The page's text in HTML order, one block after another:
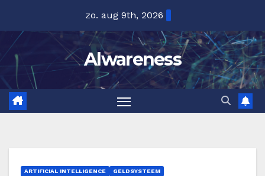
inhoud
zo. aug 9th, 2026
Alwareness
ARTIFICIAL INTELLIGENCE GELDSYSTEEM